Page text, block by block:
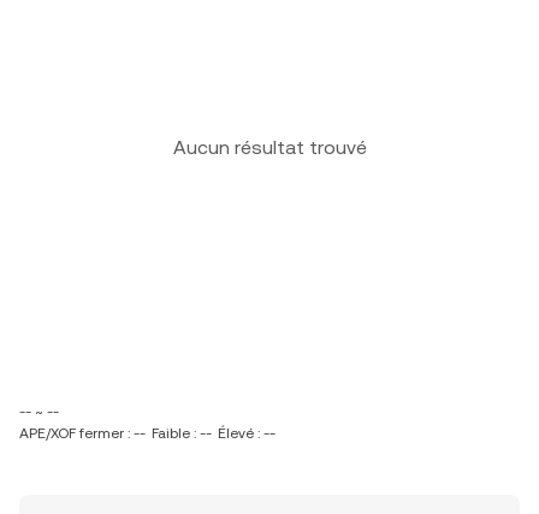
Aucun résultat trouvé
-- ~ --
APE/XOF fermer : -- Faible : -- Élevé : --